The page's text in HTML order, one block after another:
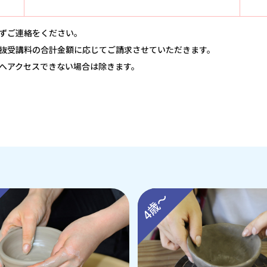
ご連絡をください。
講料の合計金額に応じてご請求させていただきます。
クセスできない場合は除きます。
4歳～